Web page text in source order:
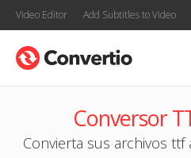
Video Editor Add Subtitles to Video
Conversor
Convierta sus archivos